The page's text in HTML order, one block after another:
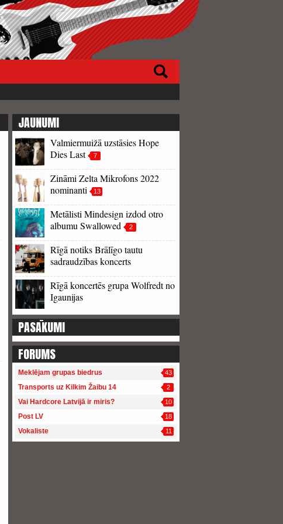
JAUNUMI
Valmiermuižā uzstāsies Hope
Dies Last
7
Zināmi Zelta Mikrofons 2022
nominanti
13
Metālisti Mindesign izdod otro
albumu Swallowed
2
Rīgā notiks Brālīgo tautu
sadraudzības koncerts
Rīgā koncertēs grupa Wolfredt no
Igaunijas
PASĀKUMI
FORUMS
Meklējam grupas biedrus 43
Transports uz Kilkim Žaibu 14 2
Vai Hardcore Latvijā ir miris? 10
Post LV 18
Vokaliste 11